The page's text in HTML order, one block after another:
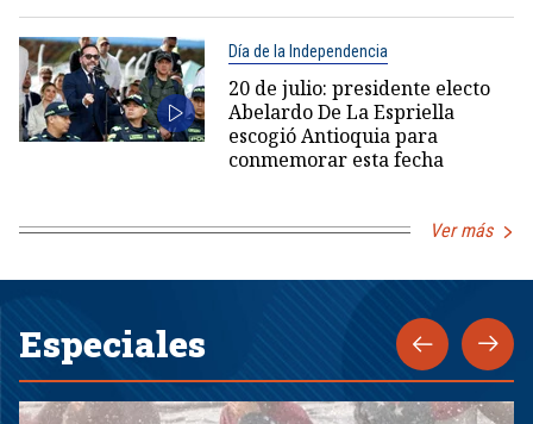
Día de la Independencia
20 de julio: presidente electo
Abelardo De La Espriella
escogió Antioquia para
conmemorar esta fecha
Ver más
Especiales